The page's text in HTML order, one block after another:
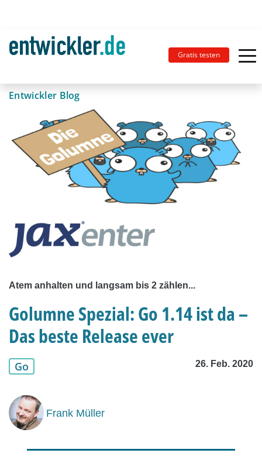
Gratis testen
Entwickler Blog
Atem anhalten und langsam bis 2 zählen...
Golumne Spezial: Go 1.14 ist da –
Das beste Release ever
Go 26. Feb. 2020
Frank Müller